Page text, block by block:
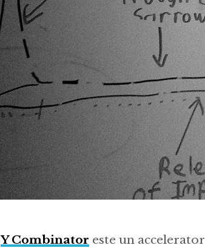
Y Combinator este un